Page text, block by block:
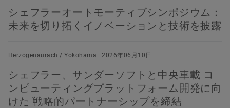
シェフラーオートモーティブシンポジウム：
未来を切り拓くイノベーションと技術を披露
Herzogenaurach / Yokohama | 2026年06月10日
シェフラー、サンダーソフトと中央車載 コ
ンピューティングプラットフォーム開発に向
けた 戦略的パートナーシップを締結